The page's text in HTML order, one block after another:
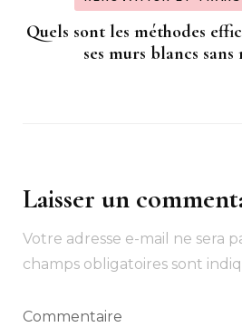
Quels sont les méthodes
ses murs blancs
Laisser un
Votre adresse e-mail ne sera
champs obligatoires sont
Commentaire